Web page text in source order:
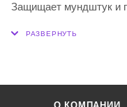
Защищает мундштук и